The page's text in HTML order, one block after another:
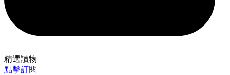
精選讀物
點擊訂閱